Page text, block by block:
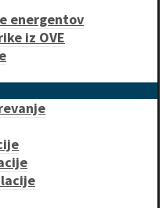
energentov
iz OVE